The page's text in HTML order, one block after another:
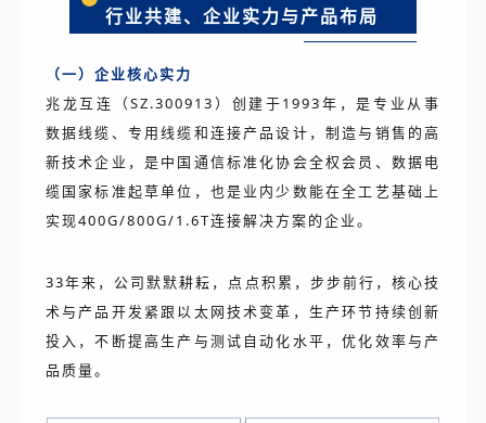
行业共建、企业实力与产品布局
（一）企业核心实力
兆龙互连（SZ.300913）创建于1993年，是专业从事
数据线缆、专用线缆和连接产品设计，制造与销售的高
新技术企业，是中国通信标准化协会全权会员、数据电
缆国家标准起草单位，也是业内少数能在全工艺基础上
实现400G/800G/1.6T连接解决方案的企业。
33年来，公司默默耕耘，点点积累，步步前行，核心技
术与产品开发紧跟以太网技术变革，生产环节持续创新
投入，不断提高生产与测试自动化水平，优化效率与产
品质量。